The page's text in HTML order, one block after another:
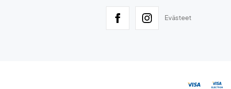
Evästeet